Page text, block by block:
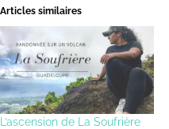
Articles similaires
L’ascension de La Soufrière